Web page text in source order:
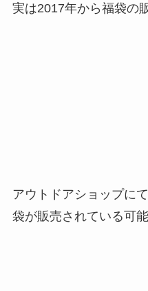
実は2017年から福袋の
アウトドアショップに
袋が販売されている可